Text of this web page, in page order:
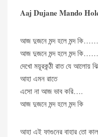
Aaj Dujane Mando
আজ দুজনে মন্দ হলে মন্দ
আজ দুজনে মন্দ হলে মন্দ
দেখো ময়ূরকন্ঠী রাত যে আলোয়
আহা এমন রাতে
এসো না আজ ভাব করি….
আজ দুজনে মন্দ হলে মন্দ কি
আহা এই ফাগুনের বাহার তো